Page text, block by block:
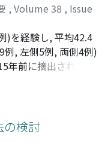
, Volume 38 , Issue
野, 恵三;森本, 鎮義;
Yasunari ;Miyai,
Shigeyoshi;
)を経験し, 平均42.4
例, 左側5例, 両側4例)
前に摘出されてい
悪性褐色細胞腫と判
にみられた.3例は
診断上CT及びMRI
いはβ遮断薬治療例
の検討